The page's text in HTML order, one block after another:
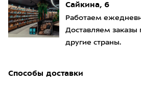
Сайкина, 6
Работаем
Доставляем заказы
другие страны.
Способы доставки